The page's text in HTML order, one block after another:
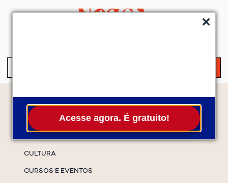
Acesse agora. É gratuito!
Temas
CULTURA
CURSOS E EVENTOS